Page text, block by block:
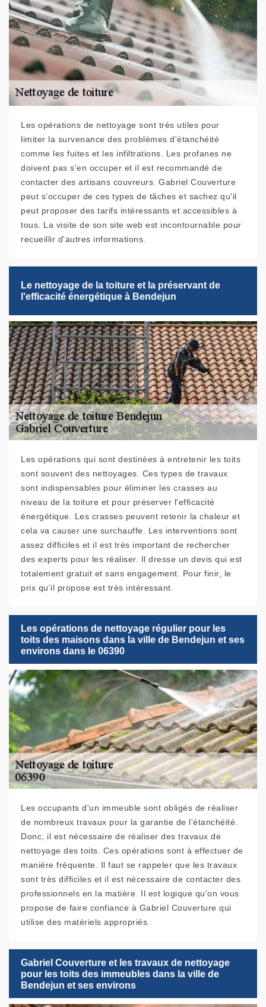
Les opérations de nettoyage sont très utiles pour
limiter la survenance des problèmes d'étanchéité
comme les fuites et les infiltrations. Les profanes ne
doivent pas s'en occuper et il est recommandé de
contacter des artisans couvreurs. Gabriel Couverture
peut s'occuper de ces types de tâches et sachez qu'il
peut proposer des tarifs intéressants et accessibles à
tous. La visite de son site web est incontournable pour
recueillir d'autres informations.
Le nettoyage de la toiture et la préservant de
l'efficacité énergétique à Bendejun
Les opérations qui sont destinées à entretenir les toits
sont souvent des nettoyages. Ces types de travaux
sont indispensables pour éliminer les crasses au
niveau de la toiture et pour préserver l'efficacité
énergétique. Les crasses peuvent retenir la chaleur et
cela va causer une surchauffe. Les interventions sont
assez difficiles et il est très important de rechercher
des experts pour les réaliser. Il dresse un devis qui est
totalement gratuit et sans engagement. Pour finir, le
prix qu'il propose est très intéressant.
Les opérations de nettoyage régulier pour les
toits des maisons dans la ville de Bendejun et ses
environs dans le 06390
Les occupants d'un immeuble sont obligés de réaliser
de nombreux travaux pour la garantie de l'étanchéité.
Donc, il est nécessaire de réaliser des travaux de
nettoyage des toits. Ces opérations sont à effectuer de
manière fréquente. Il faut se rappeler que les travaux
sont très difficiles et il est nécessaire de contacter des
professionnels en la matière. Il est logique qu'on vous
propose de faire confiance à Gabriel Couverture qui
utilise des matériels appropriés.
Gabriel Couverture et les travaux de nettoyage
pour les toits des immeubles dans la ville de
Bendejun et ses environs